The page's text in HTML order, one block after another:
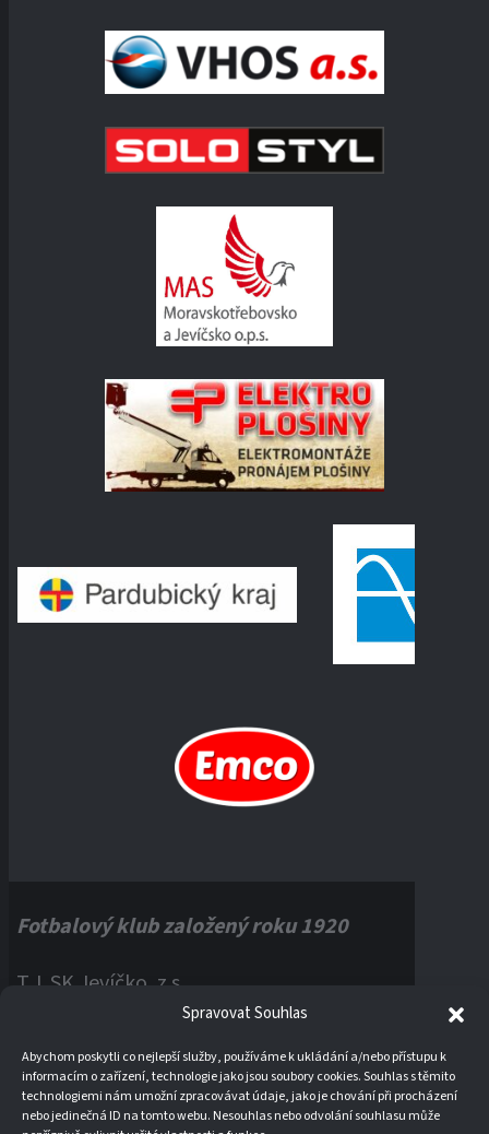
Spravovat Souhlas
Abychom poskytli co nejlepší služby, používáme k ukládání a/nebo přístupu k
informacím o zařízení, technologie jako jsou soubory cookies. Souhlas s těmito
technologiemi nám umožní zpracovávat údaje, jako je chování při procházení
nebo jedinečná ID na tomto webu. Nesouhlas nebo odvolání souhlasu může
Fotbalový klub založený roku 1920
T.J. SK Jevíčko, z.s.
IČO:60121670